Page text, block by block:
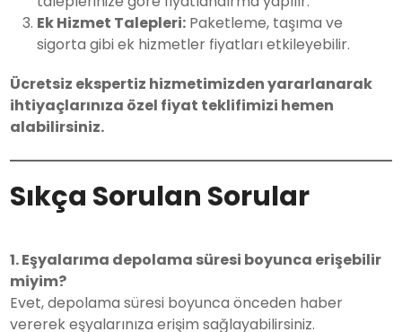
Ek Hizmet Talepleri: Paketleme, taşıma ve
sigorta gibi ek hizmetler fiyatları etkileyebilir.
Ücretsiz ekspertiz hizmetimizden yararlanarak
ihtiyaçlarınıza özel fiyat teklifimizi hemen
alabilirsiniz.
Sıkça Sorulan Sorular
1. Eşyalarıma depolama süresi boyunca erişebilir
miyim?
Evet, depolama süresi boyunca önceden haber
vererek eşyalarınıza erişim sağlayabilirsiniz.